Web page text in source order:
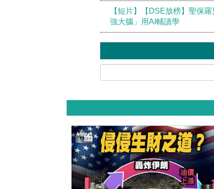
【短片】【DSE放榜】聖保
強大腦」用AI輔讀學